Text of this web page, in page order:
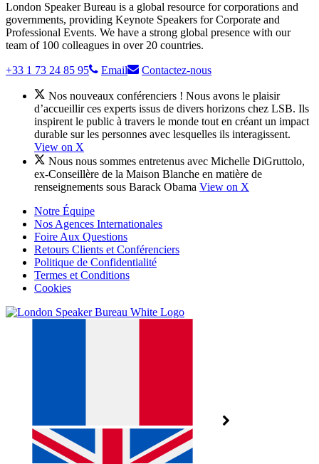
London Speaker Bureau is a global resource for corporations and
governments, providing Keynote Speakers for Corporate and
Professional Events. We have a strong global presence with our
team of 100 colleagues in over 20 countries.
+33 1 73 24 85 95 Email Contactez-nous
Nos nouveaux conférenciers ! Nous avons le plaisir
d’accueillir ces experts issus de divers horizons chez LSB. Ils
inspirent le public à travers le monde tout en créant un impact
durable sur les personnes avec lesquelles ils interagissent.
View on X
Nous nous sommes entretenus avec Michelle DiGruttolo,
ex-Conseillère de la Maison Blanche en matière de
renseignements sous Barack Obama View on X
Notre Équipe
Nos Agences Internationales
Foire Aux Questions
Retours Clients et Conférenciers
Politique de Confidentialité
Termes et Conditions
Cookies